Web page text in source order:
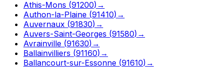
Athis-Mons (91200) →
Authon-la-Plaine (91410) →
Auvernaux (91830) →
Auvers-Saint-Georges (91580) →
Avrainville (91630) →
Ballainvilliers (91160) →
Ballancourt-sur-Essonne (91610) →